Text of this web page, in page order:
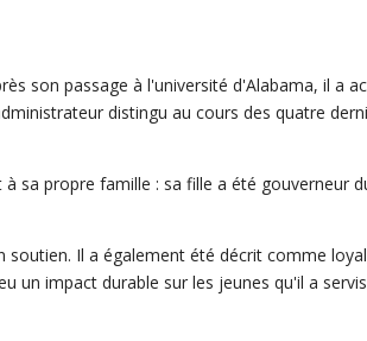
son passage à l'université d'Alabama, il a
distingu au cours des quatre
sa propre famille : sa fille a été gouverneur
Il a également été décrit comme
un impact durable sur les jeunes qu'il a